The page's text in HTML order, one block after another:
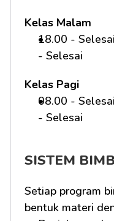
Kelas Malam
18.00 -
- Selesai
Kelas Pagi
08.00 -
- Selesai
SISTEM
Setiap program
bentuk materi